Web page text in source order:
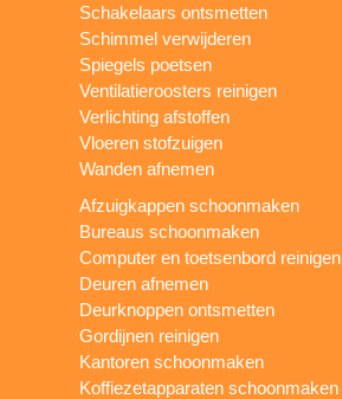
Schakelaars ontsmetten
Schimmel verwijderen
Spiegels poetsen
Ventilatieroosters reinigen
Verlichting afstoffen
Vloeren stofzuigen
Wanden afnemen
Afzuigkappen schoonmaken
Bureaus schoonmaken
Computer en toetsenbord reinigen
Deuren afnemen
Deurknoppen ontsmetten
Gordijnen reinigen
Kantoren schoonmaken
Koffiezetapparaten schoonmaken